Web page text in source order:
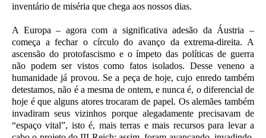
inventário de miséria que chega aos nossos dias.
A Europa – agora com a significativa adesão da Áustria –
começa a fechar o círculo do avanço da extrema-direita. A
ascensão do protofascismo e o ímpeto das políticas de guerra
não podem ser vistos como fatos isolados. Desse veneno a
humanidade já provou. Se a peça de hoje, cujo enredo também
detestamos, não é a mesma de ontem, e nunca é, o diferencial de
hoje é que alguns atores trocaram de papel. Os alemães também
invadiram seus vizinhos porque alegadamente precisavam de
“espaço vital”, isto é, mais terras e mais recursos para levar a